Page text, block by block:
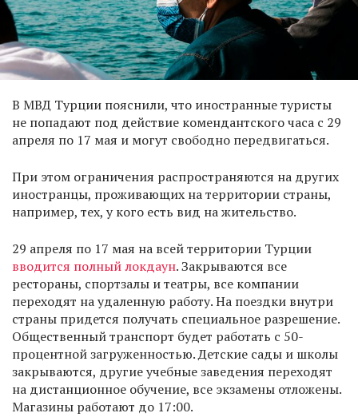
В МВД Турции пояснили, что иностранные туристы
не попадают под действие комендантского часа с 29
апреля по 17 мая и могут свободно передвигаться.
При этом ограничения распространяются на других
иностранцы, проживающих на территории страны,
например, тех, у кого есть вид на жительство.
29 апреля по 17 мая на всей территории Турции
вводится полный локдаун. Закрываются все
рестораны, спортзалы и театры, все компании
переходят на удаленную работу. На поездки внутри
страны придется получать специальное разрешение.
Общественный транспорт будет работать с 50-
процентной загруженностью. Детские сады и школы
закрываются, другие учебные заведения переходят
на дистанционное обучение, все экзамены отложены.
Магазины работают до 17:00.